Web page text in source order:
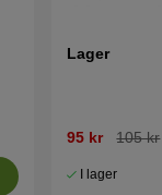
Lager
95 kr 105 kr
I lager